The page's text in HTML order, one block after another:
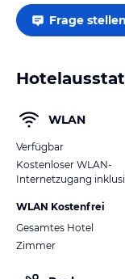
Frage stellen
WLAN
Verfügbar
Kostenloser WLAN-
Internetzugang
WLAN Kostenfrei
Gesamtes Hotel
Zimmer